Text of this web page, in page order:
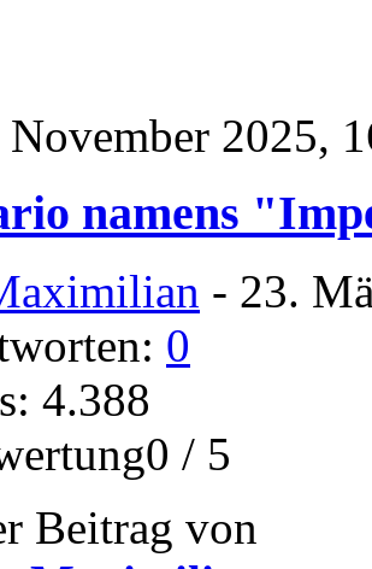
November 2025,
namens
- 23.
0
4.388
/ 5
Beitrag von